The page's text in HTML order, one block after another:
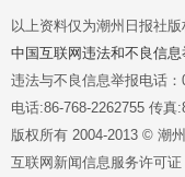
以上资料仅为潮州日报社
中国互联网违法和不良信
违法与不良信息举报电话
电话:86-768-2262755 传真
版权所有 2004-2013 © 潮
互联网新闻信息服务许可证